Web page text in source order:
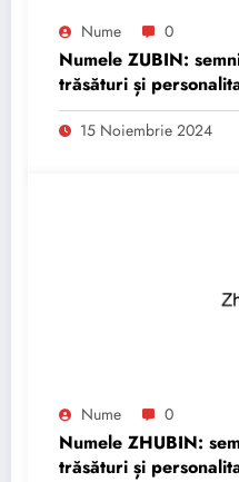
Nume 0
Numele ZUBIN:
trăsături și
15 Noiembrie 2024
Nume 0
Numele ZHUBIN:
trăsături și